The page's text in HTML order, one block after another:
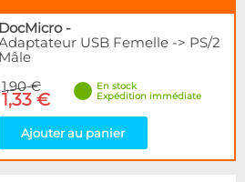
DocMicro-
USB Femelle -> PS/2
Mâle
1,90 €
1,33 €
En stock
Expédition immédiate
Ajouter au panier